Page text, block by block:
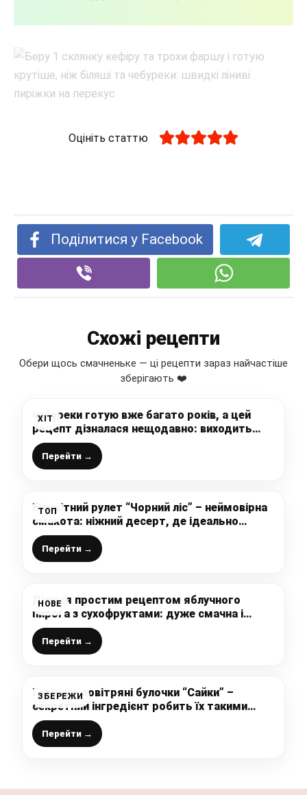
Оцініть статтю
Поділитися у Facebook
Схожі рецепти
Обери щось смачненьке — ці рецепти зараз найчастіше
зберігають ❤️
ХІТ
чебуреки готую вже багато років, а цей
рецепт дізналася нещодавно: виходить
рум’яна скоринка та соковита начинка
Перейти →
ТОП
Бісквітний рулет “Чорний ліс” – неймовірна
смакота: ніжний десерт, де ідеально
поєднуються шоколадний бісквіт, сирний
крем та вишні
Перейти →
НОВЕ
Ділюся простим рецептом яблучного
пирога з сухофруктами: дуже смачна і
ароматна випічка до чаю, яка Вам точно
сподобається
Перейти →
ЗБЕРЕЖИ
Готуємо повітряні булочки “Сайки” –
секретний інгредієнт робить їх такими
ніжними і смачними, що неможливо
зупинитись
Перейти →